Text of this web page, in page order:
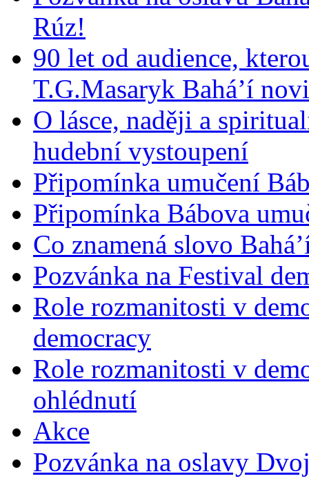
Rúz!
90 let od audience,
T.G.Masaryk Bahá’í
O lásce, naději a
hudební vystoupení
Připomínka umučení
Připomínka Bábova
Co znamená slovo
Pozvánka na Festival
Role rozmanitosti v
democracy
Role rozmanitosti v
ohlédnutí
Akce
Pozvánka na oslavy